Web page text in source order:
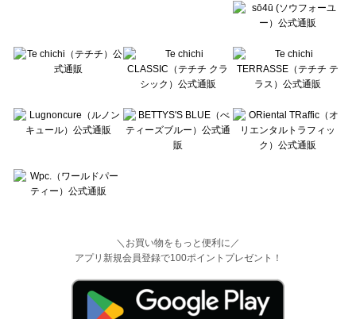
＼お買い物をもっと便利に／
アプリ新規会員登録で100ポイントプレゼント！